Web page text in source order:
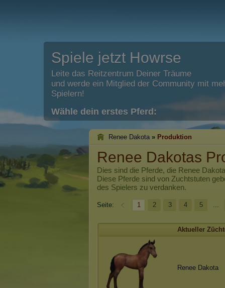
Spiele jetzt Howrse
Leite das Reitzentrum Deiner Träume
und werde ein Mitglied der Community mit
Spielern!
Wähle dein erstes Pferd:
Renee Dakota » Produktion
Renee Dakotas
Dies sind die Pferde, die Renee Dakota
Diese Pferde sind von Zuchtstuten
des Spielers zu verdanken.
Seite: 1 2 3 4 5 ...
Aktueller
Renee Dakota